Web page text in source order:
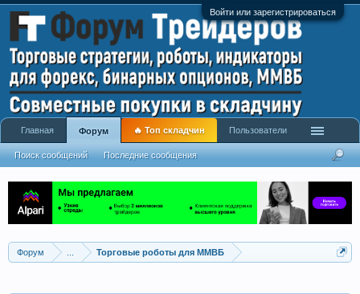
Войти или зарегистрироваться
Форум Торговые роботы для ММВБ
Главная Форум
Поиск сообщений Последние сообщения
🔥 Топ складчин Пользователи